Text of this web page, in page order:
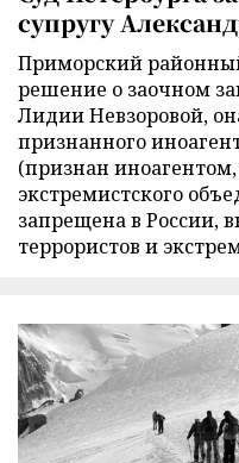
супругу
Приморский
решение о заочном
Лидии Невзоровой,
признанного
(признан
экстремистского
запрещена в России,
террористов и